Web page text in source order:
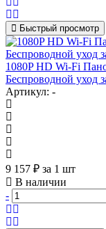
Быстрый просмотр
1080P HD Wi-Fi
Беспроводной уход
Артикул: -
9 157 ₽ за 1 шт
В наличии
-